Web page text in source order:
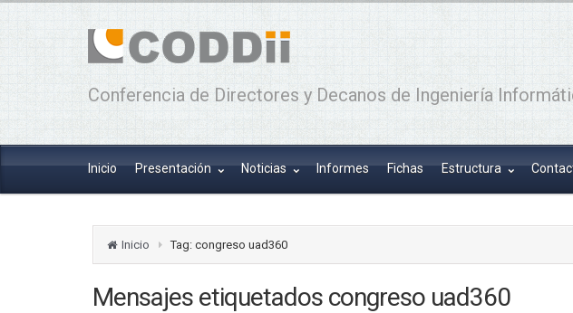
Conferencia de Directores y Decanos de Ingeniería
Inicio Presentación Noticias Informes Fichas Estructura
Inicio Tag: congreso uad360
Mensajes etiquetados congreso uad360